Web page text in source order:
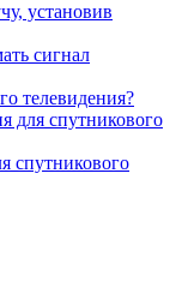
установив
сигнал
телевидения?
для спутникового
спутникового